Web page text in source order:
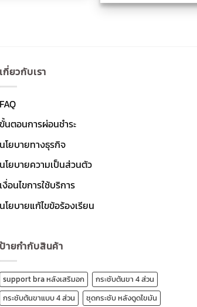
เกี่ยวกับเรา
FAQ
ขั้นตอนการผ่อนชำระ
นโยบายทางธุรกิจ
นโยบายความเป็นส่วนตัว
เงื่อนไขการใช้บริการ
นโยบายแก้ไขข้อร้องเรียน
ป้ายกำกับสินค้า
support bra หลังเสริมอก
กระชับต้นขา 4 ส่วน
กระชับต้นขาแบบ 4 ส่วน
ชุดกระชับ หลังดูดไขมัน